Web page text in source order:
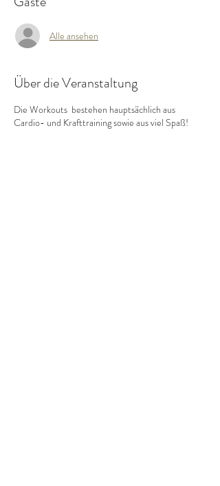
Alle ansehen
Über die Veranstaltung
Die Workouts bestehen hauptsächlich aus
Cardio- und Krafttraining sowie aus viel Spaß!